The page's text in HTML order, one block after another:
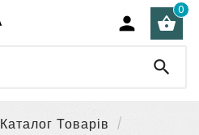
 
0

Каталог Товарів